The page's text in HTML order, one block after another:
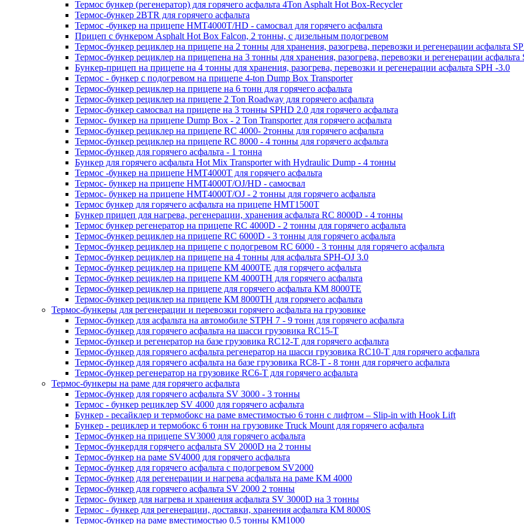
Термос бункер (регенератор) для горячего асфальта 4Ton Asphalt Hot Box-Recycler
Термос-бункер 2BTR для горячего асфальта
Термос -бункер на прицепе HMT4000T/HD - самосвал для горячего асфальта
Прицеп с бункером Asphalt Hot Box Falcon, 2 тонны, с дизельным подогревом
Термос-бункер рециклер на прицепе на 2 тонны для хранения, разогрева, перевозки и регенерации асфальта
Термос-бункер рециклер на прицепена на 3 тонны для хранения, разогрева, перевозки и регенерации асфальта
Бункер-прицеп на прицепе на 4 тонны для хранения, разогрева, перевозки и регенерации асфальта SPH -3.0
Термос - бункер с подогревом на прицепе 4-ton Dump Box Transporter
Термос-бункер рециклер на прицепе на 6 тонн для горячего асфальта
Термос-бункер рециклер на прицепе 2 Ton Roadway для горячего асфальта
Термос-бункер самосвал на прицепе на 3 тонны SPHD 2.0 для горячего асфальта
Термос- бункер на прицепе Dump Box - 2 Ton Transporter для горячего асфальта
Термос-бункер рециклер на прицепе RC 4000- 2тонны для горячего асфальта
Термос-бункер рециклер на прицепе RC 8000 - 4 тонны для горячего асфальта
Термос-бункер для горячего асфальта - 1 тонна
Бункер для горячего асфальта Hot Mix Transporter with Hydraulic Dump - 4 тонны
Термос -бункер на прицепе HMT4000T для горячего асфальта
Термос- бункер на прицепе HMT4000T/OJ/HD - самосвал
Термос- бункер на прицепе HMT4000T/OJ - 2 тонны для горячего асфальта
Термос бункер для горячего асфальта на прицепе HMT1500T
Бункер прицеп для нагрева, регенерации, хранения асфальта RC 8000D - 4 тонны
Термос бункер регенератор на прицепе RC 4000D - 2 тонны для горячего асфальта
Термос-бункер рециклер на прицепе RC 6000D - 3 тонны для горячего асфальта
Термос-бункер рециклер на прицепе с подогревом RC 6000 - 3 тонны для горячего асфальта
Термос-бункер рециклер на прицепе на 4 тонны для асфальта SPH-OJ 3.0
Термос-бункер рециклер на прицепе КМ 4000ТЕ для горячего асфальта
Термос-бункер рециклер на прицепе КМ 4000ТН для горячего асфальта
Термос-бункер рециклер на прицепе для горячего асфальта КМ 8000ТЕ
Термос-бункер рециклер на прицепе КМ 8000ТH для горячего асфальта
Термос-бункеры для регенерации и перевозки горячего асфальта на грузовике
Термос-бункер для асфальта на автомобиле STPH 7 - 9 тонн для горячего асфальта
Термос-бункер для горячего асфальта на шасси грузовика RC15-T
Термос-бункер и регенератор на базе грузовика RC12-T для горячего асфальта
Термос-бункер для горячего асфальта регенератор на шасси грузовика RC10-T для горячего асфальта
Термос-бункер для горячего асфальта на базе грузовика RC8-T - 8 тонн для горячего асфальта
Термос-бункер регенератор на грузовикe RC6-T для горячего асфальта
Термос-бункеры на раме для горячего асфальта
Термос-бункер для горячего асфальта SV 3000 - 3 тонны
Термос - бункер рециклер SV 4000 для горячего асфальта
Бункер - ресайклер и термобокс на раме вместимостью 6 тонн с лифтом – Slip-in with Hook Lift
Бункер - рециклер и термобокс 6 тонн на грузовике Truck Mount для горячего асфальта
Термос-бункер на прицепе SV3000 для горячего асфальта
Термос-бункердля горячего асфальта SV 2000D на 2 тонны
Термос-бункер на раме SV4000 для горячего асфальта
Термос-бункер для горячего асфальта с подогревом SV2000
Термос-бункер для регенерации и нагрева асфальта на раме KM 4000
Термос-бункер для горячего асфальта SV 2000 2 тонны
Термос- бункер для нагрева и хранения асфальта SV 3000D на 3 тонны
Термос - бункер для регенерации, доставки, хранения асфальта КМ 8000S
Термос-бункер на раме вместимостью 0.5 тонны КМ1000